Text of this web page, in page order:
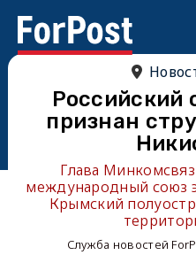
Российский
признан
Глава
международный союз
Крымский
Служба новостей